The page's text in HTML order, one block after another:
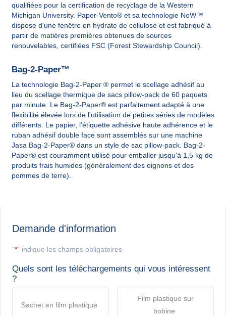
qualifiées pour la certification de recyclage de la Western
Michigan University. Paper-Vento® et sa technologie NoW™
dispose d'une fenêtre en hydrate de cellulose et est fabriqué à
partir de matières premières obtenues de sources
renouvelables, certifiées FSC (Forest Stewardship Council).
Bag-2-Paper™
La technologie Bag-2-Paper ® permet le scellage adhésif au
lieu du scellage thermique de sacs pillow-pack de 60 paquets
par minute. Le Bag-2-Paper® est parfaitement adapté à une
flexibilité élevée lors de l'utilisation de petites séries de modèles
différents. Le papier, l'étiquette adhésive haute adhérence et le
ruban adhésif double face sont assemblés sur une machine
Jasa Bag-2-Paper® dans un style de sac pillow-pack. Bag-2-
Paper® est couramment utilisé pour emballer jusqu'à 1,5 kg de
produits frais humides (généralement des oignons et des
pommes de terre).
Demande d'information
"*" indique les champs obligatoires
Quels sont les téléchargements qui vous intéressent
?
Sachet en film plastique
Film plastique sur
bobine